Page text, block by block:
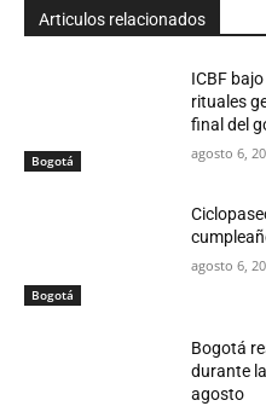
Articulos relacionados
Bogotá
ICBF
rituales
final del
agosto 6,
Bogotá
agosto 6,
Bogotá
durante
agosto